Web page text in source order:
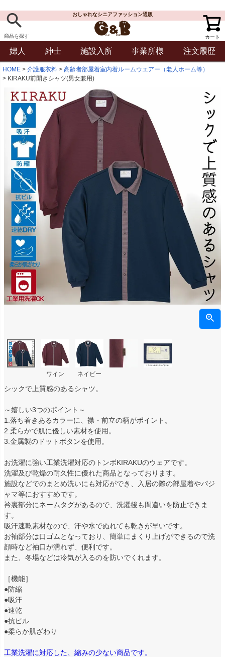
商品を探す
おしゃれなシニアファッション通販
カート
婦人 紳士 施設入所 事業所様 注文履歴
HOME 介護服衣料
高齢者部屋着室内着ルームウエアー（老人ホーム等）
KIRAKU前開きシャツ(男女兼用)
ワイン ネイビー
シックで上質感のあるシャツ。
～嬉しい3つのポイント～
1.落ち着きあるカラーに、襟・前立の柄がポイント。
2.柔らかで肌に優しい素材を使用。
3.金属製のドットボタンを使用。
お洗濯に強い工業洗濯対応のトンボKIRAKUのウェアです。
洗濯及び乾燥の耐久性に優れた商品となっております。
施設などでのまとめ洗いにも対応ができ、入居の際の部屋着やパジ
ャマ等におすすめです。
衿裏部分にネームタグがあるので、洗濯後も間違いを防止できま
す。
吸汗速乾素材なので、汗や水でぬれても乾きが早いです。
お袖部分は口ゴムとなっており、簡単にまくり上げができるので洗
顔時など袖口が濡れず、便利です。
また、冬場などは冷気が入るのを防いでくれます。
［機能］
●防縮
●吸汗
●速乾
●抗ピル
●柔らか肌ざわり
工業洗濯に対応した、縮みの少ない商品です。